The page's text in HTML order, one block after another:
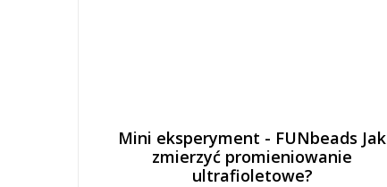
Mini eksperyment - FUNbeads Jak
zmierzyć promieniowanie
ultrafioletowe?